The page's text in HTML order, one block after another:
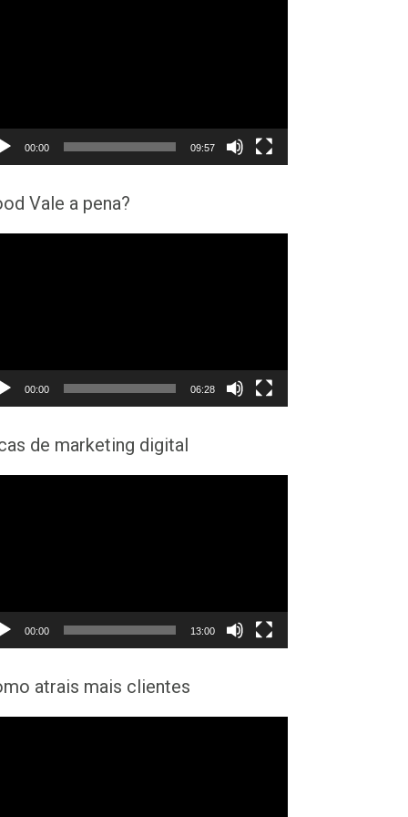
00:00 09:57
Vale a pena?
00:00 06:28
de marketing digital
00:00 13:00
atrais mais clientes